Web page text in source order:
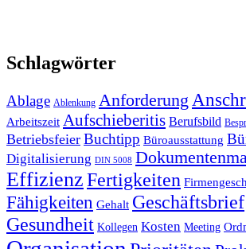
Schlagwörter
Ablage Ablenkung Anforderung
Arbeitszeit Aufschieberitis Berufsbild
Betriebsfeier Buchtipp Büroausstattung
Digitalisierung DIN 5008
EffizienzFertigkeiten
Fähigkeiten Gehalt Geschäftsbrief
Gesundheit Kollegen Kosten Meeting